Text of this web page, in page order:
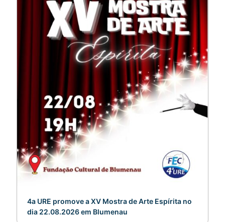
4a URE promove a XV Mostra de Arte Espírita no
dia 22.08.2026 em Blumenau